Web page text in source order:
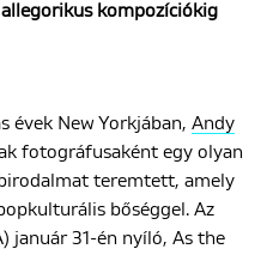
kompozíciókig
évek New Yorkjában, Andy
fotográfusaként egy olyan
teremtett, amely
bőséggel. Az
január 31-én nyíló, As the